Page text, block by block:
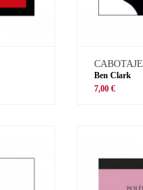
CABOTAJE
Ben Clark
7,00 €